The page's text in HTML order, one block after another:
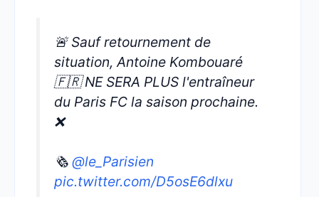
🚨 Sauf retournement de
situation, Antoine Kombouaré
🇫🇷 NE SERA PLUS l'entraîneur
du Paris FC la saison prochaine.
❌
🗞️ @le_Parisien
pic.twitter.com/D5osE6dlxu